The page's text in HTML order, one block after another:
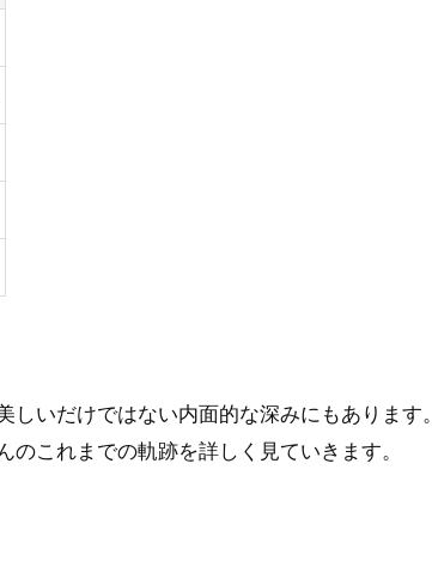
しいだけではない内面的な深みにもあります。
のこれまでの軌跡を詳しく見ていきます。